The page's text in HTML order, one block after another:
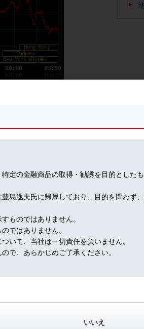
ド主導の相場では、恰好の
定の金融商品の取得・勧誘を目的とした
島逸夫氏に帰属しており、目的を問わず
ものではありません。
ではありません。
いて、当社は一切責任を負いません。
で、あらかじめご了承ください。
いいえ